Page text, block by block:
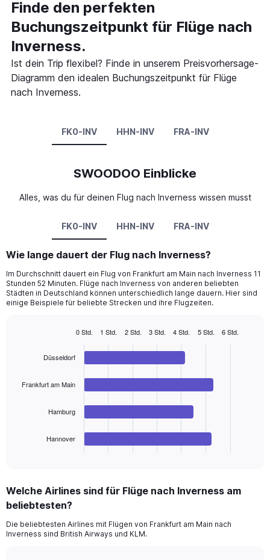
Finde den perfekten
Buchungszeitpunkt für Flüge nach
Inverness.
Ist dein Trip flexibel? Finde in unserem Preisvorhersage-
Diagramm den idealen Buchungszeitpunkt für Flüge
nach Inverness.
FK0-INV HHN-INV FRA-INV
SWOODOO Einblicke
Alles, was du für deinen Flug nach Inverness wissen musst
FK0-INV HHN-INV FRA-INV
Wie lange dauert der Flug nach Inverness?
Im Durchschnitt dauert ein Flug von Frankfurt am Main nach Inverness 11
Stunden 52 Minuten. Flüge nach Inverness von anderen beliebten
Städten in Deutschland können unterschiedlich lange dauern. Hier sind
einige Beispiele für beliebte Strecken und ihre Flugzeiten.
Range:
4
The
chart
Düsseldorf
Frankfurt am Main
Hamburg
Hannover
0 Std. 1 Std. 2 Std. 3 Std. 4 Std. 5 Std. 6 Std.
Welche Airlines sind für Flüge nach Inverness am
beliebtesten?
Die beliebtesten Airlines mit Flügen von Frankfurt am Main nach
Inverness sind British Airways und KLM.